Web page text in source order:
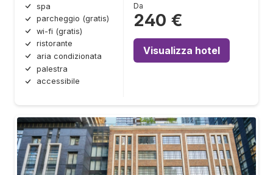
spa
parcheggio (gratis)
wi-fi (gratis)
ristorante
aria condizionata
palestra
accessibile
Da
240 €
Visualizza hotel